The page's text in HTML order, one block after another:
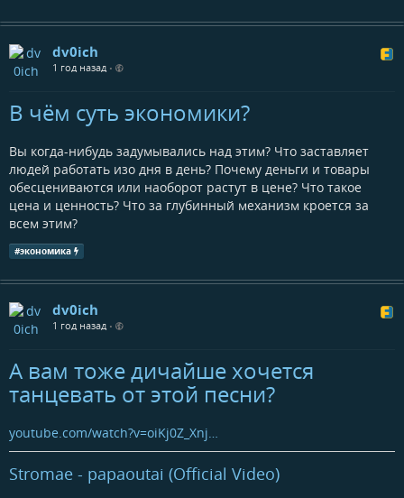
dv0ich
1 год назад •
В чём суть экономики?
Вы когда-нибудь задумывались над этим? Что заставляет
людей работать изо дня в день? Почему деньги и товары
обесцениваются или наоборот растут в цене? Что такое
цена и ценность? Что за глубинный механизм кроется за
всем этим?
#экономика
dv0ich
1 год назад •
А вам тоже дичайше хочется
танцевать от этой песни?
youtube.com/watch?v=oiKj0Z_Xnj…
Stromae - papaoutai (Official Video)